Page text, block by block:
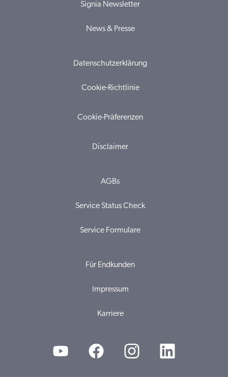
Signia Newsletter
News & Presse
Datenschutzerklärung
Cookie-Richtlinie
Cookie-Präferenzen
Disclaimer
AGBs
Service Status Check
Service Formulare
Für Endkunden
Impressum
Karriere